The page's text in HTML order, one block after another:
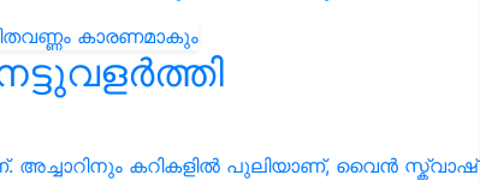
അച്ചാറിനും കറികളിൽ പുലിയാണ്, വൈൻ സ്ക്വാഷ്